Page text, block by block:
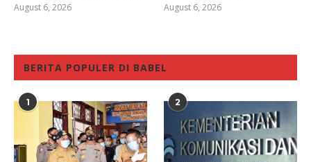
August 6, 2026 August 6, 2026
BERITA POPULER DI BABEL
1 2